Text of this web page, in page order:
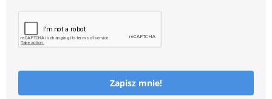
Zapisz mnie!